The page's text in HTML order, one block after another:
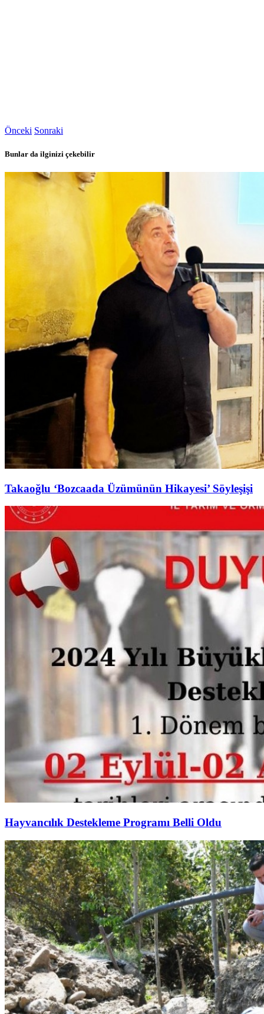
Önceki Sonraki
Bunlar da ilginizi çekebilir
Takaoğlu ‘Bozcaada Üzümünün Hikayesi’ Söyleşişi
Hayvancılık Destekleme Programı Belli Oldu